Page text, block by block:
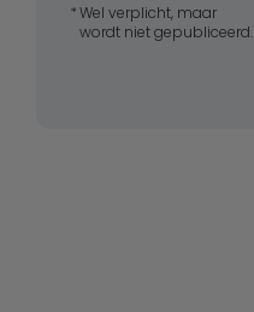
Wel verplicht, maar
wordt niet gepubliceerd.